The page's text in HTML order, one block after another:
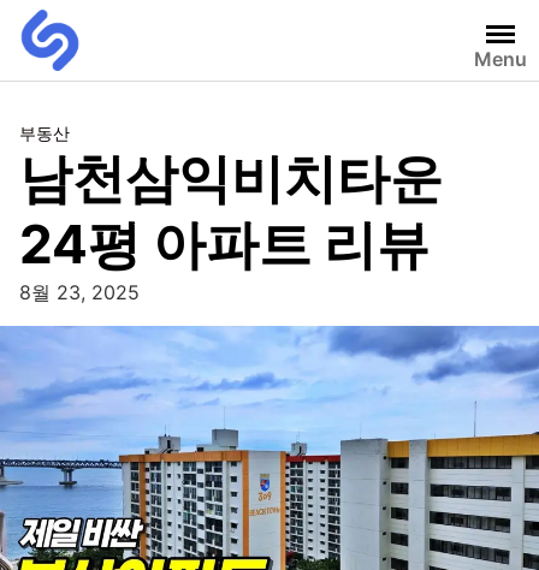
Menu
부동산
남천삼익비치타운
24평 아파트 리뷰
8월 23, 2025